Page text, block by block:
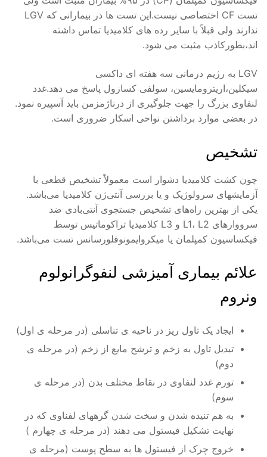
تست CF اختصاصی نیست.این تست ها در بیمارانی که LGV
ندارند ولی قبلاً با سایر رده های کلامیدیا تماس داشته
اند،بطورکاذب مثبت می شود.
LGV به رژیم درمانی سه هفته ای داکسی
سیکلین،اریترومایسین، سولفی کسازول پاسخ می دهد.غدد
لنفاوی بزرگ را جهت جلوگیری از درناژمزمن باید آسپیره نمود.
در بعضی موارد برداشتن نواحی اسکار ضروری است.
تشخیص
چون کشت کلامیدیا دشوار است معمولاً تشخیص قطعی با
آزمایشهای سرولوژیک و یا بررسی آنتی‌ژن کلامیدیا می‌باشد.
یکی از بهترین راه‌های تشخیص جستجوی آنتی‌بادی ضد
سرووارهای L1، L2 و L3 کلامیدیا تراکوماتیس توسط
فیکساسیون کمپلمان یا میکروایمونوفلورسانس تست می‌باشد.
علائم بیماری آمیزشی لنفوگرانولوم‌
ونروم‌
ایجاد یک تاول ریز در ناحیه ی تناسلی (در مرحله ی اول)
تبدیل تاول به زخم و ترشح مایع از زخم (در مرحله ی
دوم)
تورم غدد لنفاوی در نقاط مختلف بدن (در مرحله ی
سوم)
به هم تنیده شدن و سخت شدن گرههای لفناوی که در
نهایت تشکیل فیستول می دهند (در مرحله ی چهارم )
خروج چرک از فیستول ها به سطح پوست (مرحله ی